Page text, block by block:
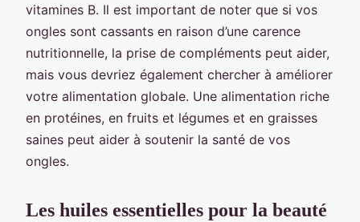
vitamines B. Il est important de noter que si vos
ongles sont cassants en raison d’une carence
nutritionnelle, la prise de compléments peut aider,
mais vous devriez également chercher à améliorer
votre alimentation globale. Une alimentation riche
en protéines, en fruits et légumes et en graisses
saines peut aider à soutenir la santé de vos
ongles.
Les huiles essentielles pour la beauté